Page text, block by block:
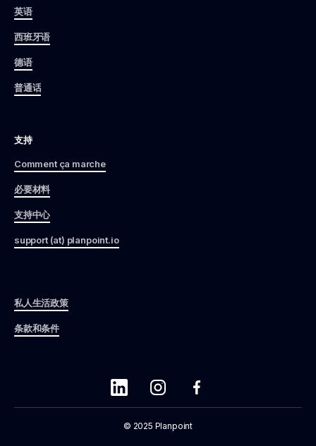
英语
西班牙语
德语
普通话
支持
Comment ça marche
必要材料
支持中心
support (at) planpoint.io
私人生活政策
条款和条件
© 2025 Planpoint